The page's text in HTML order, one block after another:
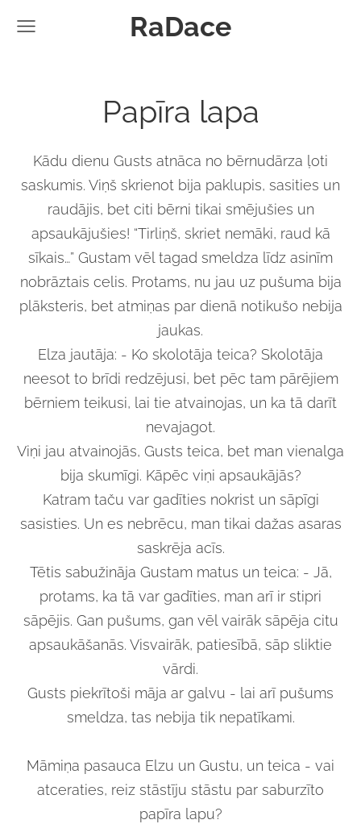
RaDace
Papīra lapa
Kādu dienu Gusts atnāca no bērnudārza ļoti
saskumis. Viņš skrienot bija paklupis, sasities un
raudājis, bet citi bērni tikai smējušies un
apsaukājušies! “Tirliņš, skriet nemāki, raud kā
sīkais…” Gustam vēl tagad smeldza līdz asinīm
nobrāztais celis. Protams, nu jau uz pušuma bija
plāksteris, bet atmiņas par dienā notikušo nebija
jaukas.
Elza jautāja: - Ko skolotāja teica? Skolotāja
neesot to brīdi redzējusi, bet pēc tam pārējiem
bērniem teikusi, lai tie atvainojas, un ka tā darīt
nevajagot.
Viņi jau atvainojās, Gusts teica, bet man vienalga
bija skumīgi. Kāpēc viņi apsaukājās?
Katram taču var gadīties nokrist un sāpīgi
sasisties. Un es nebrēcu, man tikai dažas asaras
saskrēja acīs.
Tētis sabužināja Gustam matus un teica: - Jā,
protams, ka tā var gadīties, man arī ir stipri
sāpējis. Gan pušums, gan vēl vairāk sāpēja citu
apsaukāšanās. Visvairāk, patiesībā, sāp sliktie
vārdi.
Gusts piekrītoši māja ar galvu - lai arī pušums
smeldza, tas nebija tik nepatīkami.
Māmiņa pasauca Elzu un Gustu, un teica - vai
atceraties, reiz stāstīju stāstu par saburzīto
papīra lapu?